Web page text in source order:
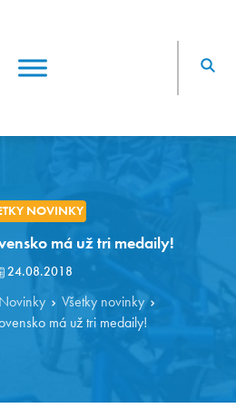
NOVINKY
má už tri medaily!
24.08.2018
Novinky
Všetky novinky
má už tri medaily!